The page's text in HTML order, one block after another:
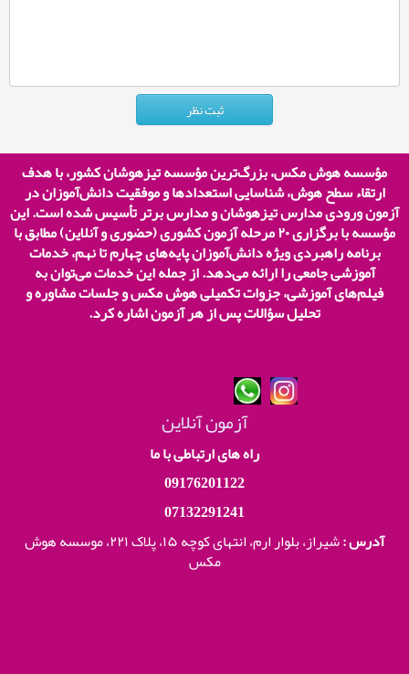
مؤسسه هوش مکس، بزرگ‌ترین مؤسسه تیزهوشان کشور، با هدف
ارتقاء سطح هوش، شناسایی استعدادها و موفقیت دانش‌آموزان در
آزمون ورودی مدارس تیزهوشان و مدارس برتر تأسیس شده است. این
مؤسسه با برگزاری۲۰مرحله آزمون کشوری (حضوری و آنلاین) مطابق با
برنامه راهبردی ویژه دانش‌آموزان پایه‌های چهارم تا نهم، خدمات
آموزشی جامعی را ارائه می‌دهد. از جمله این خدمات می‌توان به
فیلم‌های آموزشی، جزوات تکمیلی هوش مکس و جلسات مشاوره و
تحلیل سؤالات پس از هر آزمون اشاره کرد.
آزمون آنلاین
راه های ارتباطی با ما
09176201122
07132291241
آدرس :شیراز، بلوار ارم، انتهای کوچه ۱۵، پلاک ۲۲۱، موسسه هوش
مکس